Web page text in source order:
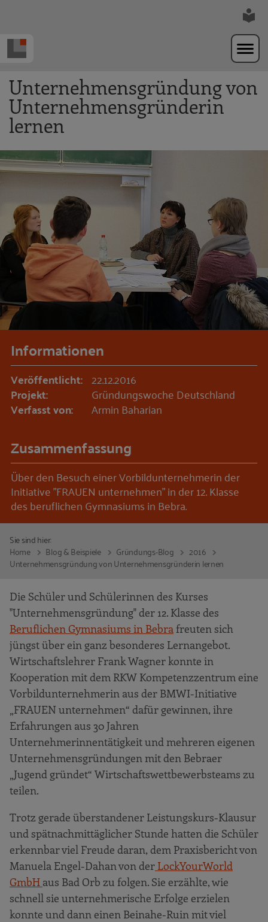
Unternehmensgründung von
Unternehmensgründerin
lernen
Informationen
Veröffentlicht: 22.12.2016
Projekt: Gründungswoche Deutschland
Verfasst von: Armin Baharian
Zusammenfassung
Über den Besuch einer Vorbildunternehmerin der
Initiative "FRAUEN unternehmen" in der 12. Klasse
des beruflichen Gymnasiums in Bebra.
Sie sind hier:
Home
Blog & Beispiele Gründungs-Blog
2016
Unternehmensgründung von Unternehmensgründerin lernen
Die Schüler und Schülerinnen des Kurses
"Unternehmensgründung" der 12. Klasse des
Beruflichen Gymnasiums in Bebrafreuten sich
jüngst über ein ganz besonderes Lernangebot.
Wirtschaftslehrer Frank Wagner konnte in
Kooperation mit dem RKW Kompetenzzentrum eine
Vorbildunternehmerin aus der BMWI-Initiative
„FRAUEN unternehmen“ dafür gewinnen, ihre
Erfahrungen aus 30 Jahren
Unternehmerinnentätigkeit und mehreren eigenen
Unternehmensgründungen mit den Bebraer
„Jugend gründet“ Wirtschaftswettbewerbsteams zu
teilen.
Trotz gerade überstandener Leistungskurs-Klausur
und spätnachmittäglicher Stunde hatten die Schüler
erkennbar viel Freude daran, dem Praxisbericht von
Manuela Engel-Dahan von der LockYourWorld
GmbH aus Bad Orb zu folgen. Sie erzählte, wie
schnell sie unternehmerische Erfolge erzielen
konnte und dann einen Beinahe-Ruin mit viel